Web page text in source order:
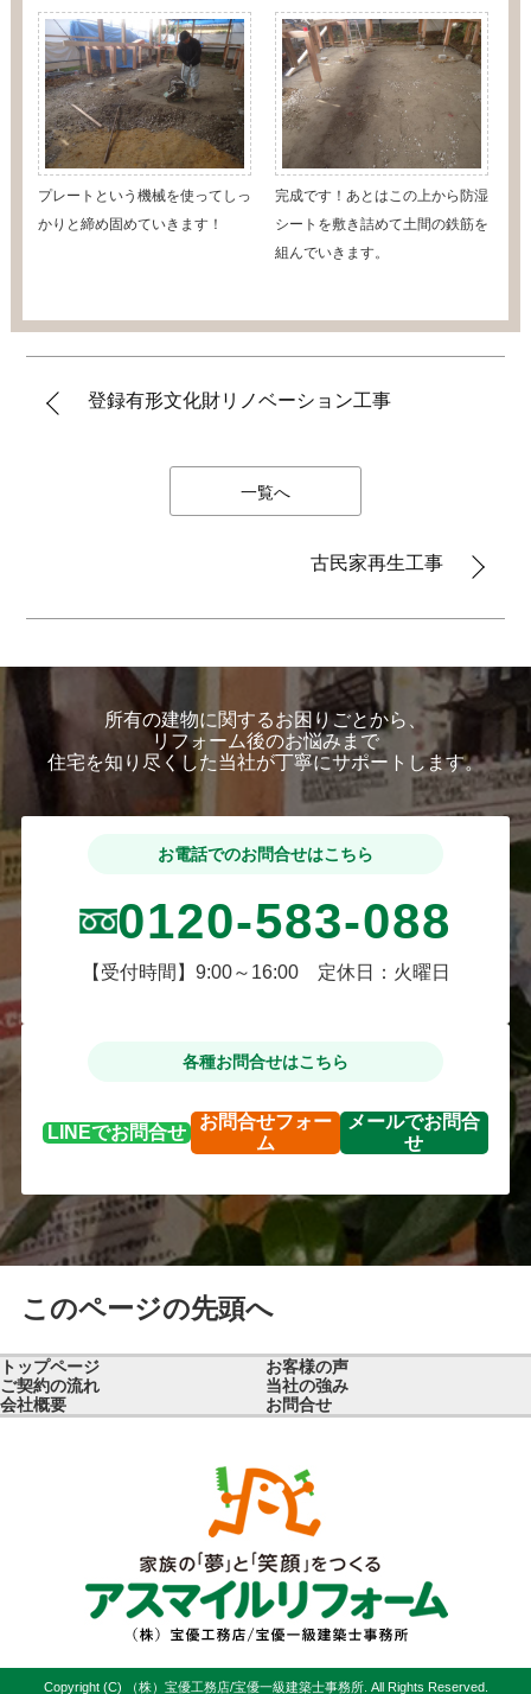
プレートという機械を使ってしっ
かりと締め固めていきます！
完成です！あとはこの上から防湿
シートを敷き詰めて土間の鉄筋を
組んでいきます。
登録有形文化財リノベーション工事
一覧へ
古民家再生工事
所有の建物に関するお困りごとから、
リフォーム後のお悩みまで
住宅を知り尽くした当社が丁寧にサポートします。
お電話でのお問合せはこちら
0120-583-088
【受付時間】9:00～16:00 定休日：火曜日
各種お問合せはこちら
LINEでお問合せ
お問合せフォー
ム
メールでお問合
せ
このページの先頭へ
トップページ
お客様の声
ご契約の流れ
当社の強み
会社概要
お問合せ
Copyright (C) （株）宝優工務店/宝優一級建築士事務所. All Rights Reserved.